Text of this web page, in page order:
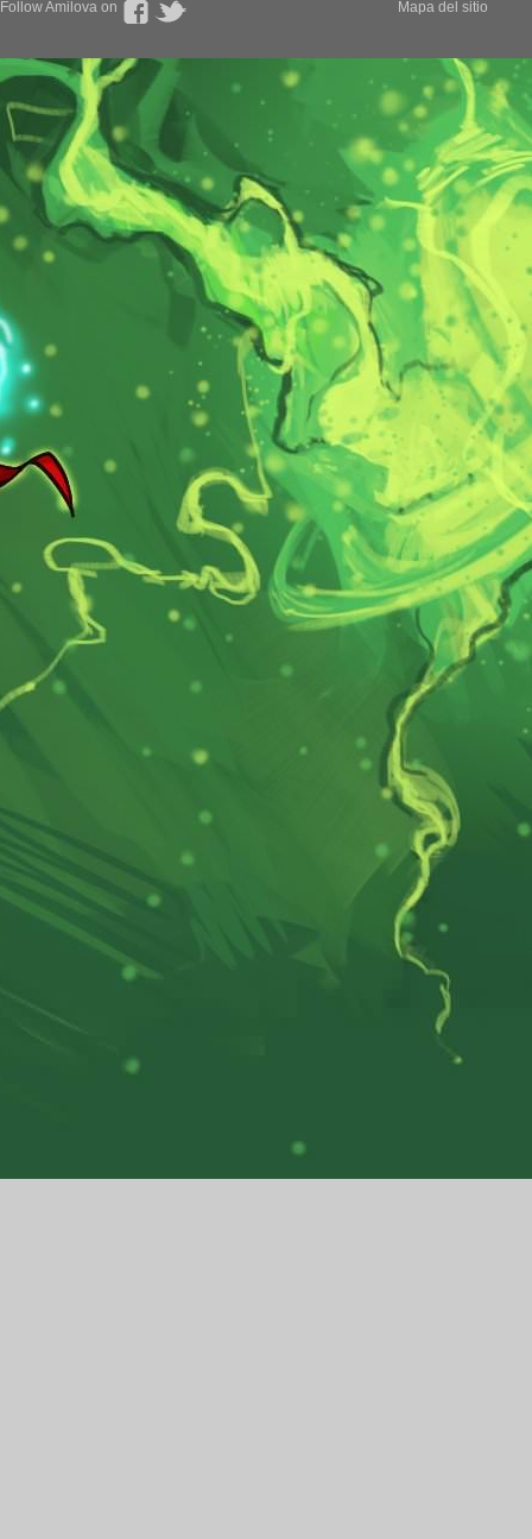
Follow Amilova on Mapa del sitio